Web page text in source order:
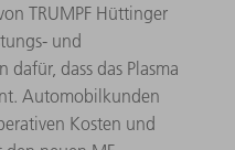
TRUMPF Hüttinger
und
dafür, dass das Plasma
Automobilkunden
Kosten und